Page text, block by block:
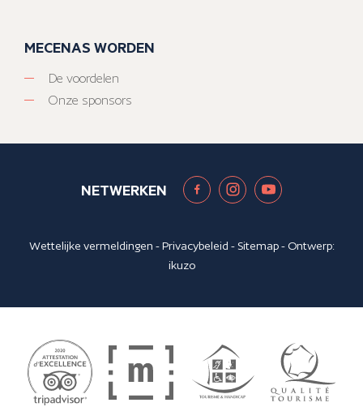
MECENAS WORDEN
De voordelen
Onze sponsors
NETWERKEN
Wettelijke vermeldingen -Privacybeleid - Sitemap- Ontwerp:
ikuzo